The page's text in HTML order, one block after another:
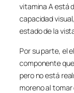
vitamina A está
capacidad
estado de la
Por su parte, el
componente
pero no está
moreno al